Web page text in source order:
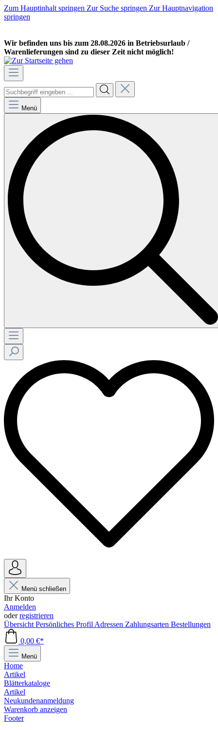
Zum Hauptinhalt springen Zur Suche springen Zur Hauptnavigation
springen
Wir befinden uns bis zum 28.08.2026 in Betriebsurlaub /
Warenlieferungen sind zu dieser Zeit nicht möglich!
Menü
Menü schließen
Ihr Konto
Anmelden
oderregistrieren
Übersicht Persönliches Profil Adressen Zahlungsarten Bestellungen
0,00 €*
Menü
Home
Artikel
Blätterkataloge
Artikel
Neukundenanmeldung
Warenkorb anzeigen
Footer